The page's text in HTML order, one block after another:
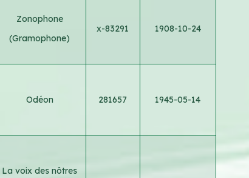
Zonophone
(Gramophone)
x-83291 1908-10-24
Odéon 281657 1945-05-14
La voix des nôtres